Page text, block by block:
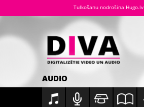
Tulkošanu nodrošina Hugo.lv
AUDIO